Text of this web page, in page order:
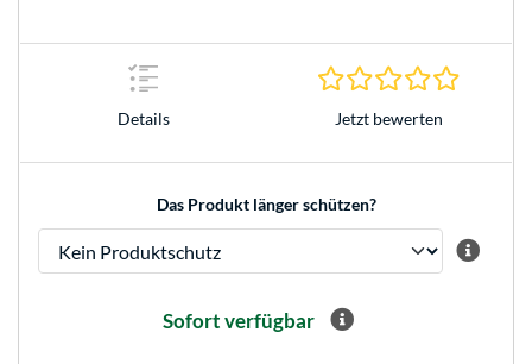
Details Jetzt bewerten
Das Produkt länger schützen?
Sofort verfügbar